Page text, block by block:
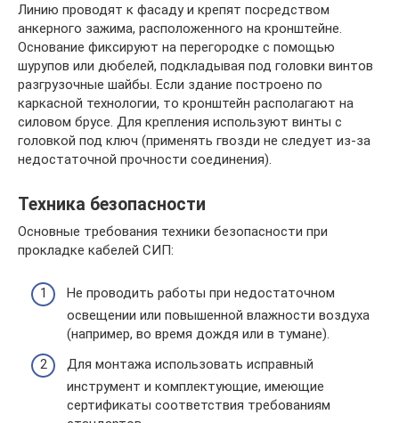
Линию проводят к фасаду и крепят посредством
анкерного зажима, расположенного на кронштейне.
Основание фиксируют на перегородке с помощью
шурупов или дюбелей, подкладывая под головки винтов
разгрузочные шайбы. Если здание построено по
каркасной технологии, то кронштейн располагают на
силовом брусе. Для крепления используют винты с
головкой под ключ (применять гвозди не следует из-за
недостаточной прочности соединения).
Техника безопасности
Основные требования техники безопасности при
прокладке кабелей СИП:
Не проводить работы при недостаточном
освещении или повышенной влажности воздуха
(например, во время дождя или в тумане).
Для монтажа использовать исправный
инструмент и комплектующие, имеющие
сертификаты соответствия требованиям